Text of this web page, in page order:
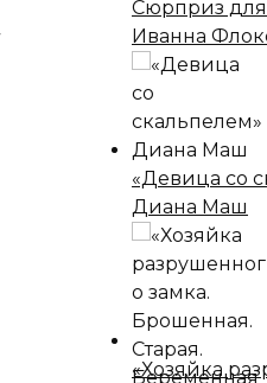
Сюрприз
Иванна
«Девица со
Диана Маш
«Хозяйка